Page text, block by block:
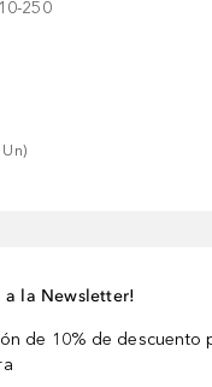
250
Un)
a la Newsletter!
de 10% de descuento